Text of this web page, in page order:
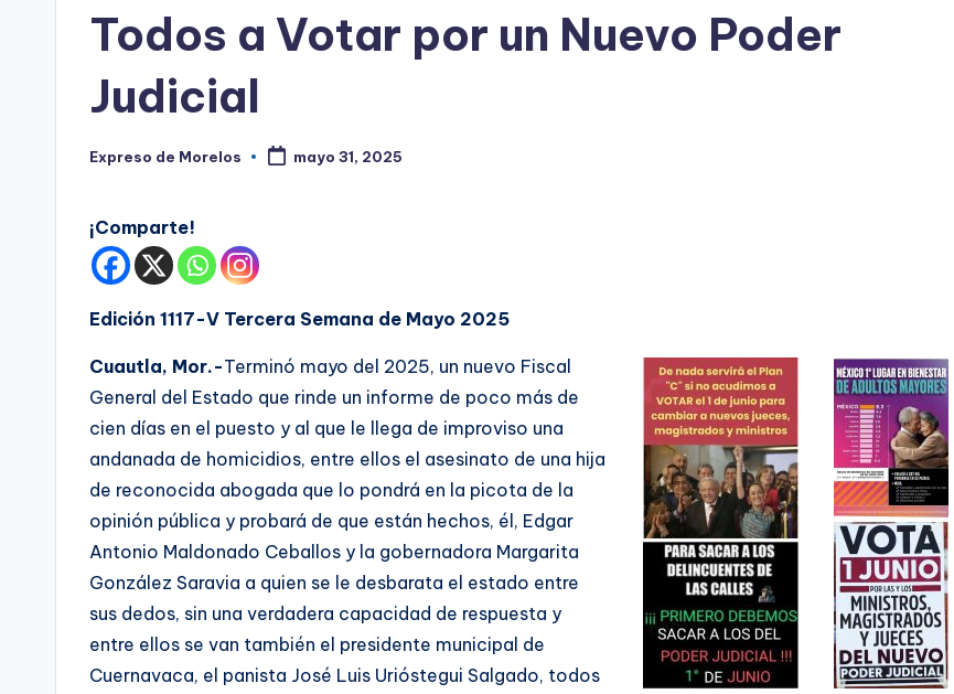
Todos a Votar por un Nuevo Poder
Judicial
Publicado
Expreso de Morelos mayo 31, 2025
¡Comparte!
Edición 1117-V Tercera Semana de Mayo 2025
Cuautla, Mor.-Terminó mayo del 2025, un nuevo Fiscal
General del Estado que rinde un informe de poco más de
cien días en el puesto y al que le llega de improviso una
andanada de homicidios, entre ellos el asesinato de una hija
de reconocida abogada que lo pondrá en la picota de la
opinión pública y probará de que están hechos, él, Edgar
Antonio Maldonado Ceballos y la gobernadora Margarita
González Saravia a quien se le desbarata el estado entre
sus dedos, sin una verdadera capacidad de respuesta y
entre ellos se van también el presidente municipal de
Cuernavaca, el panista José Luis Urióstegui Salgado, todos